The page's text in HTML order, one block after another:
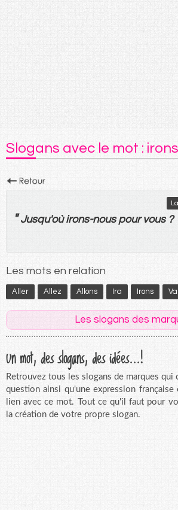
Slogans avec le mot : irons
" Jusqu'où irons-nous pour vous?
Les mots en relation
Aller Allez Allons Ira Irons Va
Les slogans des
Un mot, des slogans, des idées...!
Retrouvez tous les slogans de marques
question ainsi qu'une expression
lien avec ce mot. Tout ce qu'il faut pour
la création de votre propre slogan.